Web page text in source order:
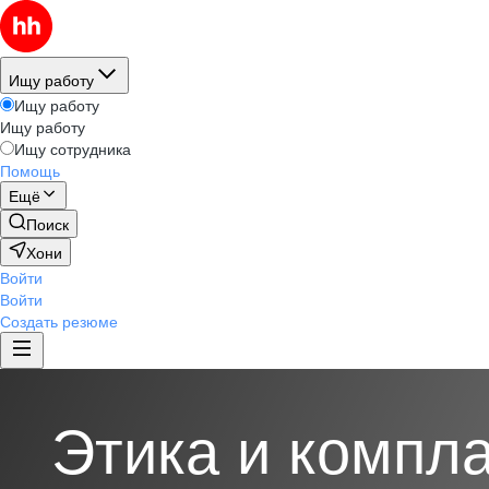
Ищу работу
Ищу работу
Ищу работу
Ищу сотрудника
Помощь
Ещё
Поиск
Хони
Войти
Войти
Создать резюме
Этика и